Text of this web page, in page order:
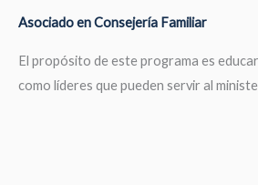
Asociado en Consejería Familiar
El propósito de este programa es
como líderes que pueden servir al